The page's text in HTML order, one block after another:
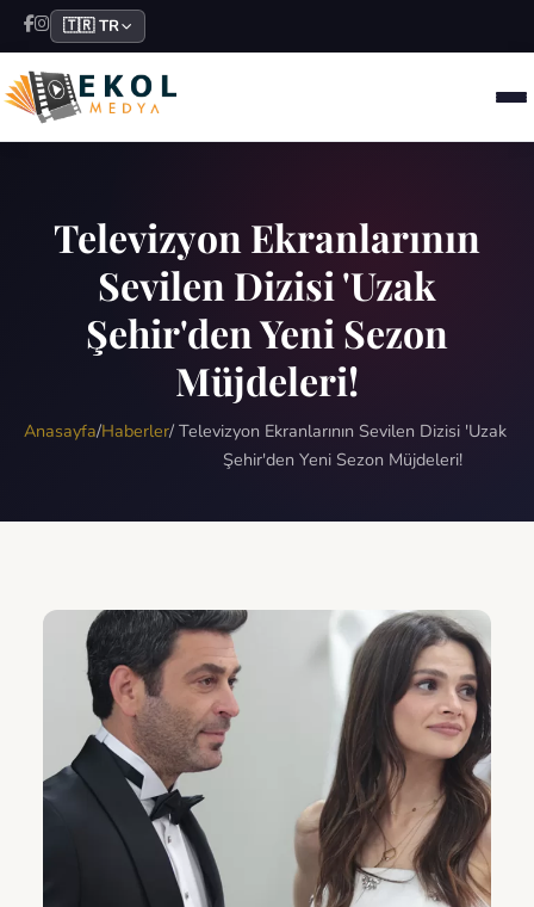
🇹🇷 TR
Televizyon Ekranlarının
Sevilen Dizisi 'Uzak
Şehir'den Yeni Sezon
Müjdeleri!
Anasayfa/Haberler/ Televizyon Ekranlarının Sevilen Dizisi 'Uzak
Şehir'den Yeni Sezon Müjdeleri!